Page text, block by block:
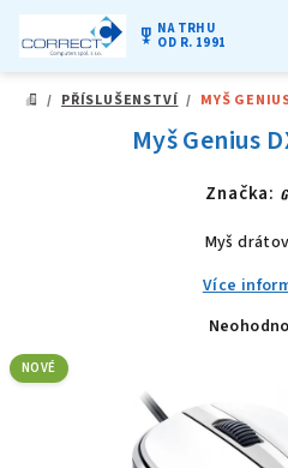
military_tech NA TRHU
OD R. 1991
DOMŮ
/ PŘÍSLUŠENSTVÍ / MYŠ
Myš Genius
Značka:
Myš
Více
Průměrné
0,0
z
5
hvězdiček.
NOVÉ